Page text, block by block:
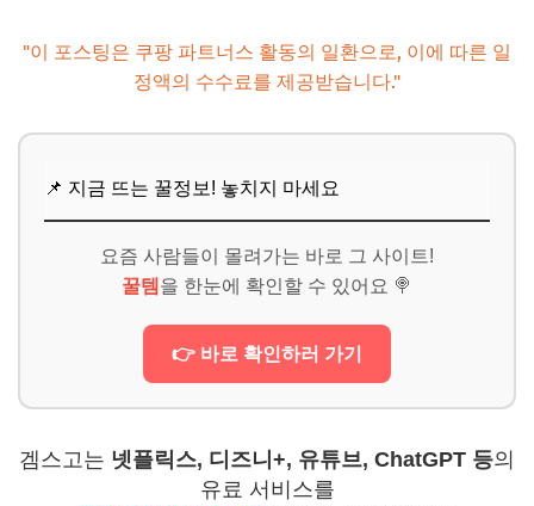
"이 포스팅은 쿠팡 파트너스 활동의 일환으로, 이에 따른 일
정액의 수수료를 제공받습니다."
📌 지금 뜨는 꿀정보! 놓치지 마세요
요즘 사람들이 몰려가는 바로 그 사이트!
꿀템 을 한눈에 확인할 수 있어요 🍭
👉 바로 확인하러 가기
겜스고는 넷플릭스, 디즈니+, 유튜브, ChatGPT 등의
유료 서비스를